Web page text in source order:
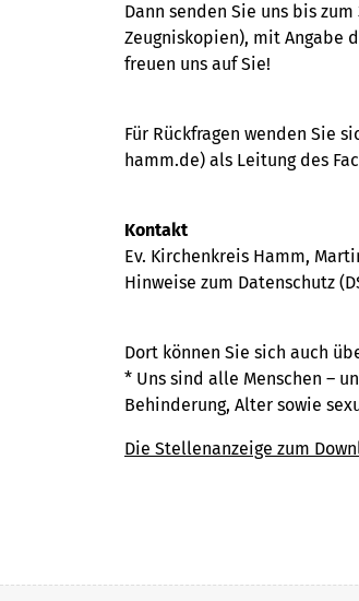
Dann senden Sie uns bis
Zeugniskopien), mit Angabe
freuen uns auf Sie!
Für Rückfragen wenden Sie
hamm.de) als Leitung des
Kontakt
Ev. Kirchenkreis Hamm,
Hinweise zum Datenschutz
Dort können Sie sich auch
* Uns sind alle Menschen –
Behinderung, Alter sowie
Die Stellenanzeige zum